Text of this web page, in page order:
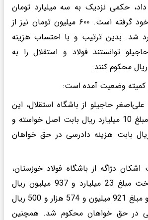
داد، حکمی نزدیک به سه میلیارد تومان
علیه باشگاه سابق خود گرفته است. ۶۰۰ میلیون تومان نیز از
رد شد. بدین ترتیب و با احتساب هزینه
توانستند فولاد و استقلال را به
کمیته وضعیت آمده است:
حاجیلو از باشگاه استقلال، این
باشگاه به پرداخت مبلغ 10 میلیارد ریال بابت اصل خواسته و
ریال بابت هزینه دادرسی در حق خواهان
دژاگه از باشگاه فولاد خوزستان،
این باشگاه به پرداخت مبلغ 23 میلیارد و 937 میلیون ریال
بابت اصل خواسته و مبلغ 921 میلیون و 574 هزار و 500 ریال
در حق خواهان محکوم شد. همچنین